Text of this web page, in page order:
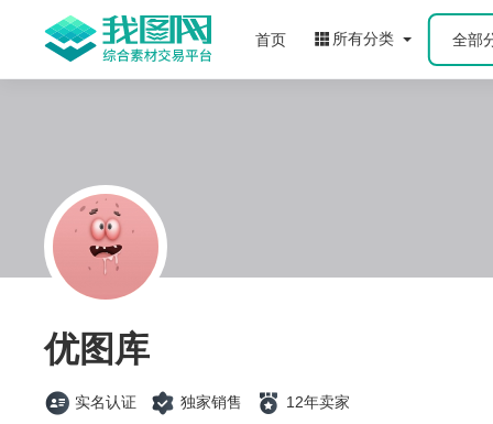
首页 所有分类 全部
优图库
实名认证 独家销售 12年卖家